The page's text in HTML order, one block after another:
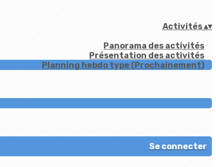
Activités▴▾
Panorama des activités
Présentation des activités
Planning hebdo type (Prochainement)
Se connecter